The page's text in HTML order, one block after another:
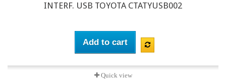
INTERF. USB TOYOTA CTATYUSB002
Add to cart
Quick view